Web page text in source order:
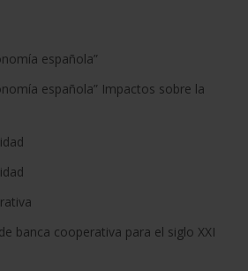
española”
española” Impactos sobre la
banca cooperativa para el siglo XXI